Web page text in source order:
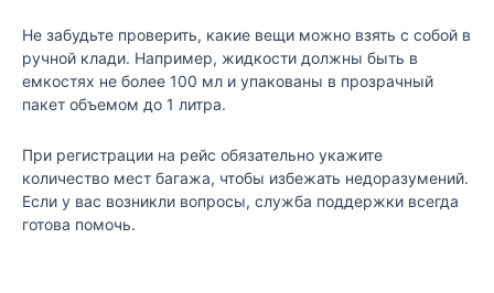
Не забудьте проверить, какие вещи можно взять с собой в
ручной клади. Например, жидкости должны быть в
емкостях не более 100 мл и упакованы в прозрачный
пакет объемом до 1 литра.
При регистрации на рейс обязательно укажите
количество мест багажа, чтобы избежать недоразумений.
Если у вас возникли вопросы, служба поддержки всегда
готова помочь.